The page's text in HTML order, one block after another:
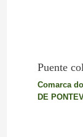
Puente
Comarca
DE